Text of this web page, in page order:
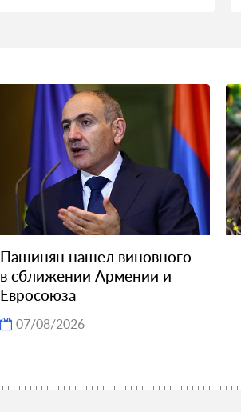
Пашинян нашел виновного
в сближении Армении и
Евросоюза
07/08/2026